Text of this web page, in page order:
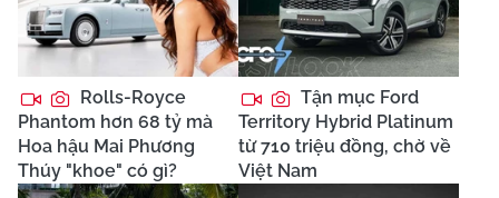
Rolls-Royce
Phantom hơn 68 tỷ mà
Hoa hậu Mai Phương
Thúy "khoe" có gì?
Tận mục Ford
Territory Hybrid Platinum
từ 710 triệu đồng, chờ về
Việt Nam